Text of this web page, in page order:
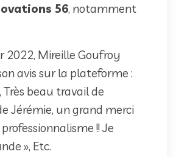
56, notamment
2022, Mireille Goufroy
avis sur la plateforme :
Très beau travail de
Jérémie, un grand merci
!! Je
», Etc.